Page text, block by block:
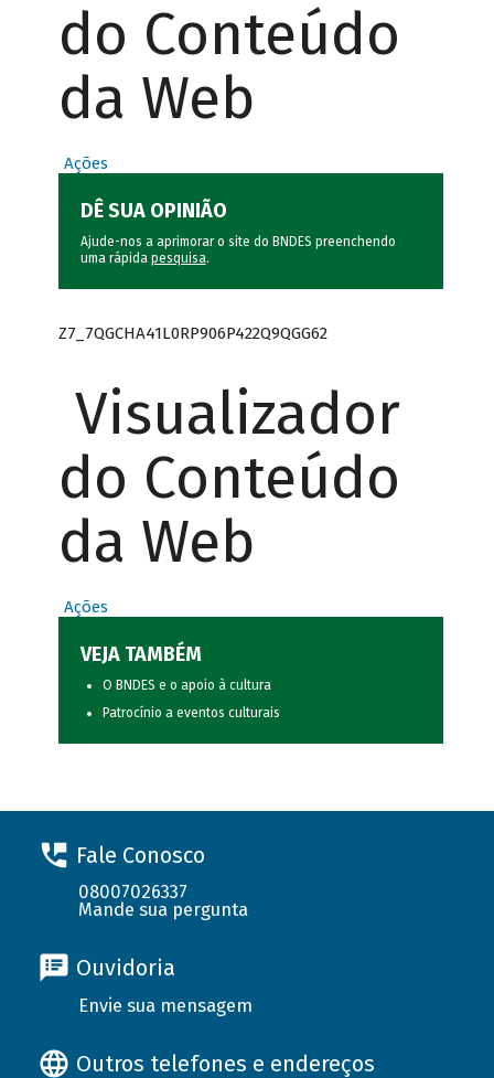
do Conteúdo
da Web
Ações
DÊ SUA OPINIÃO
Ajude-nos a aprimorar o site do BNDES preenchendo
uma rápida pesquisa.
Z7_7QGCHA41L0RP906P422Q9QGG62
Visualizador
do Conteúdo
da Web
Ações
VEJA TAMBÉM
O BNDES e o apoio à cultura
Patrocínio a eventos culturais
Fale Conosco
08007026337
Mande sua pergunta
Ouvidoria
Envie sua mensagem
Outros telefones e endereços